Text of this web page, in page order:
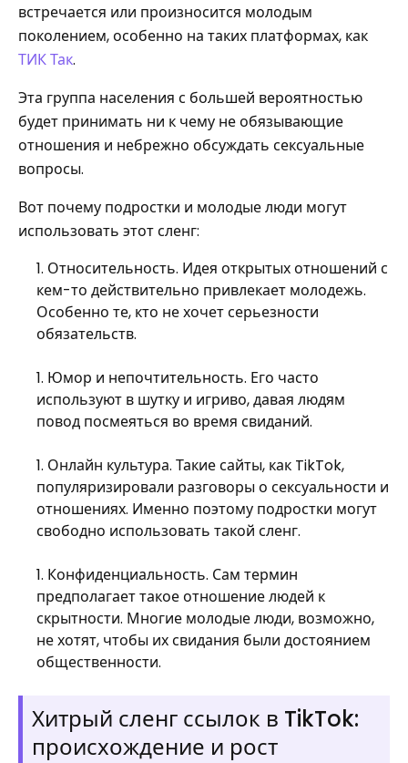
встречается или произносится молодым
поколением, особенно на таких платформах, как
ТИК Так.
Эта группа населения с большей вероятностью
будет принимать ни к чему не обязывающие
отношения и небрежно обсуждать сексуальные
вопросы.
Вот почему подростки и молодые люди могут
использовать этот сленг:
Относительность. Идея открытых отношений с
кем-то действительно привлекает молодежь.
Особенно те, кто не хочет серьезности
обязательств.
Юмор и непочтительность. Его часто
используют в шутку и игриво, давая людям
повод посмеяться во время свиданий.
Онлайн культура. Такие сайты, как TikTok,
популяризировали разговоры о сексуальности и
отношениях. Именно поэтому подростки могут
свободно использовать такой сленг.
Конфиденциальность. Сам термин
предполагает такое отношение людей к
скрытности. Многие молодые люди, возможно,
не хотят, чтобы их свидания были достоянием
общественности.
Хитрый сленг ссылок в TikTok:
происхождение и рост